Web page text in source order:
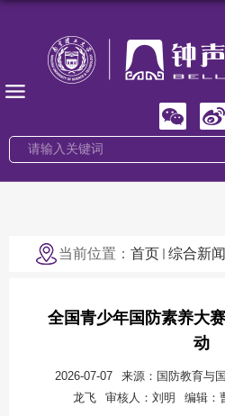
当前位置： 首页 综合新闻
全国青少年国防素养大
动
2026-07-07 来源：国防教育与
龙飞
审核人：刘明 编辑：